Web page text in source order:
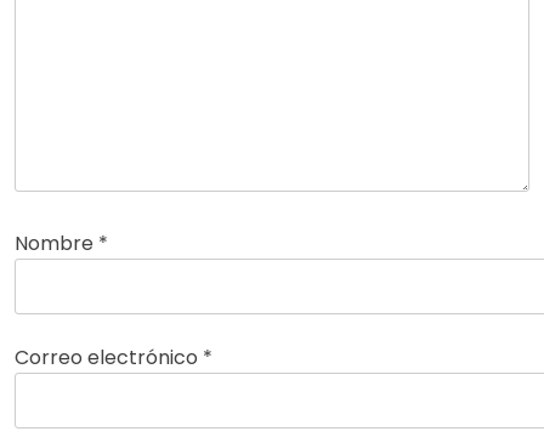
Nombre *
Correo electrónico *